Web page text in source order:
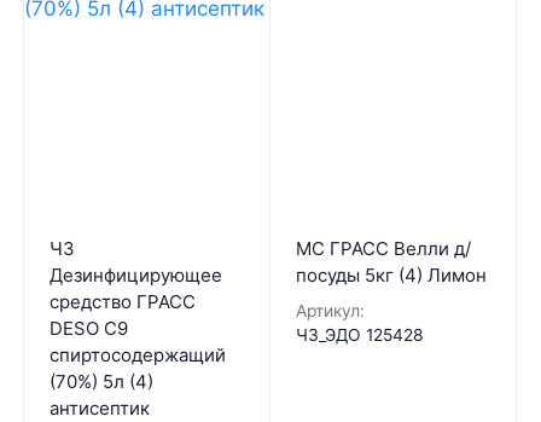
ЧЗ
Дезинфицирующее
средство ГРАСС
DESO C9
спиртосодержащий
(70%) 5л (4)
антисептик
МС ГРАСС Велли д/
посуды 5кг (4) Лимон
Артикул:
ЧЗ_ЭДО 125428